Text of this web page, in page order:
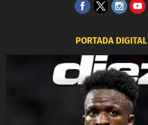
PORTADA DIGITAL